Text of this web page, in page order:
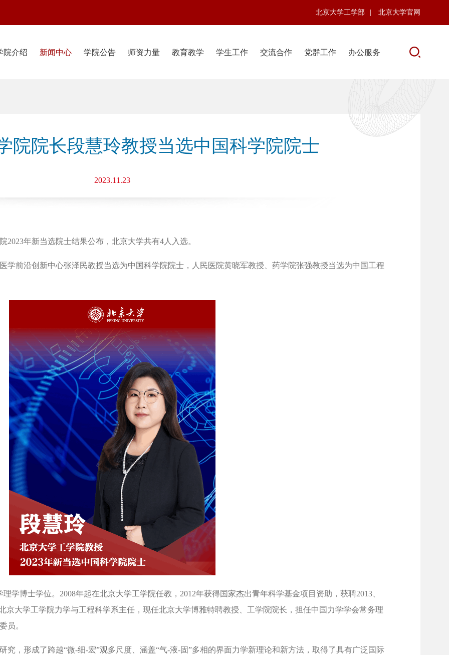
北京大学工学部 北京大学官网
院介绍 新闻中心 学院公告 师资力量 教育教学 学生工作 交流合作 党群工作 办公服务
院院长段慧玲教授当选中国科学院院士
2023.11.23
2023年新当选院士结果公布，北京大学共有4人入选。
学前沿创新中心张泽民教授当选为中国科学院院士，人民医院黄晓军教授、药学院张强教授当选为中国工程
学博士学位。2008年起在北京大学工学院任教，2012年获得国家杰出青年科学基金项目资助，获聘2013、
京大学工学院力学与工程科学系主任，现任北京大学博雅特聘教授、工学院院长，担任中国力学学会常务理
员。
究，形成了跨越“微-细-宏”观多尺度、涵盖“气-液-固”多相的界面力学新理论和新方法，取得了具有广泛国际